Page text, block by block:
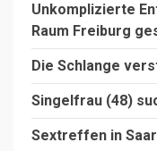
Unkomplizierte
Raum Freiburg
Die Schlange
Singelfrau (48)
Sextreffen in